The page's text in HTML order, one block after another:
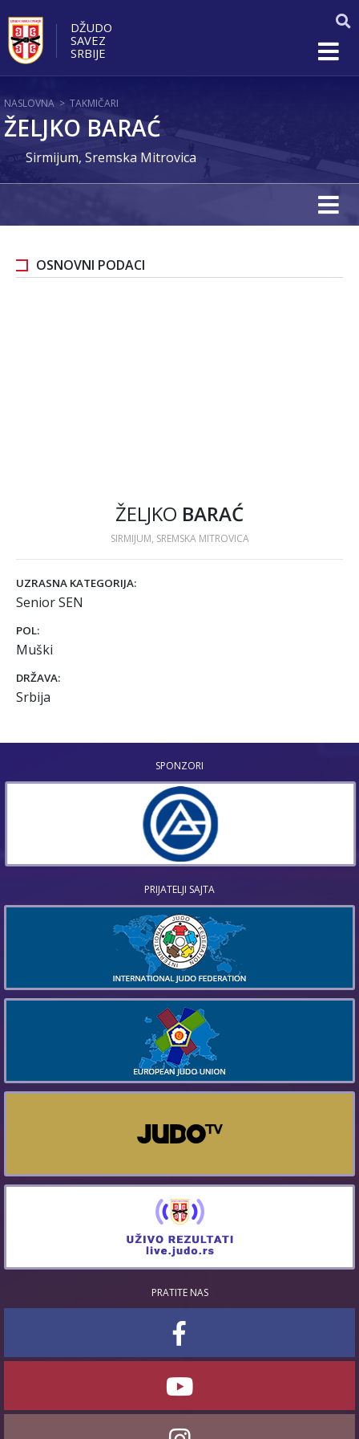
DŽUDO
SAVEZ
SRBIJE
NASLOVNA > TAKMIČARI
ŽELJKO BARAĆ
Sirmijum, Sremska Mitrovica
OSNOVNI PODACI
ŽELJKO BARAĆ
SIRMIJUM, SREMSKA MITROVICA
UZRASNA KATEGORIJA:
Senior SEN
POL:
Muški
DRŽAVA:
Srbija
SPONZORI
PRIJATELJI SAJTA
PRATITE NAS